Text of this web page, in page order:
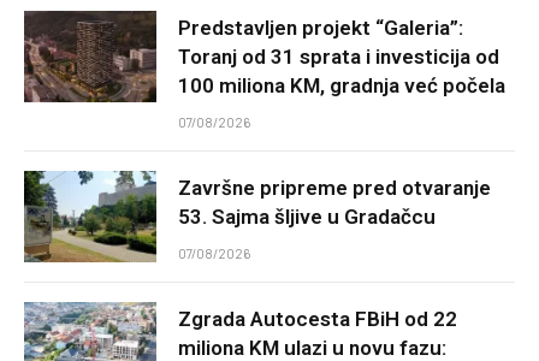
Predstavljen projekt “Galeria”:
Toranj od 31 sprata i investicija od
100 miliona KM, gradnja već počela
07/08/2026
Završne pripreme pred otvaranje
53. Sajma šljive u Gradačcu
07/08/2026
Zgrada Autocesta FBiH od 22
miliona KM ulazi u novu fazu: